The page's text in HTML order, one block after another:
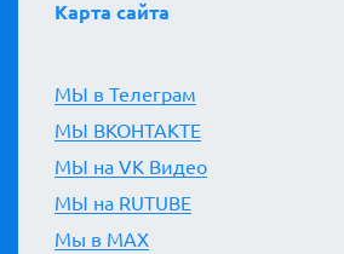
Карта сайта
МЫ в Телеграм
МЫ ВКОНТАКТЕ
МЫ на VK Видео
МЫ на RUTUBE
Мы в MAX